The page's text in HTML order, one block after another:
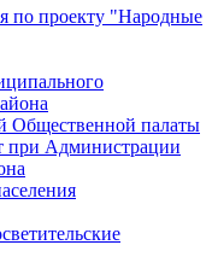
по проекту "Народные
Общественной палаты
при Администрации